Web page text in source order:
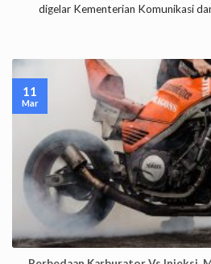
digelar Kementerian Komunikasi
11
Mar